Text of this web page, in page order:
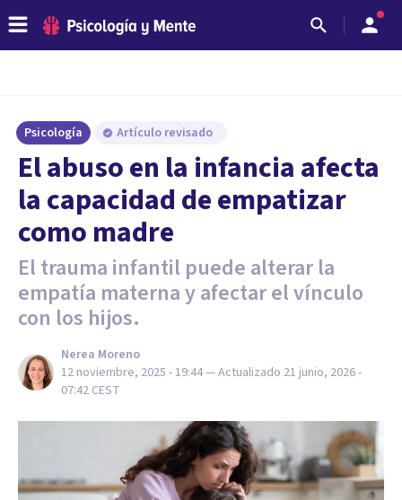
Psicología Artículo revisado
El abuso en la infancia afecta
la capacidad de empatizar
como madre
El trauma infantil puede alterar la
empatía materna y afectar el vínculo
con los hijos.
Nerea Moreno
12 noviembre, 2025 - 19:44— Actualizado 21 junio, 2026 -
07:42 CEST